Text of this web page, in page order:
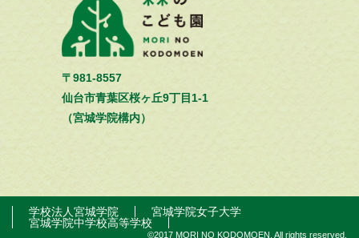
〒981-8557
仙台市青葉区桜ヶ丘9丁目1-1
（宮城学院構内）
学校法人宮城学院
宮城学院女子大学
宮城学院中学校高等学校
©2017 MORI NO KODOMOEN. All rights reserved.